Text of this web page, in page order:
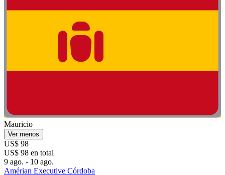
Mauricio
Ver menos
US$ 98
US$ 98 en total
9 ago. - 10 ago.
Amérian Executive Córdoba